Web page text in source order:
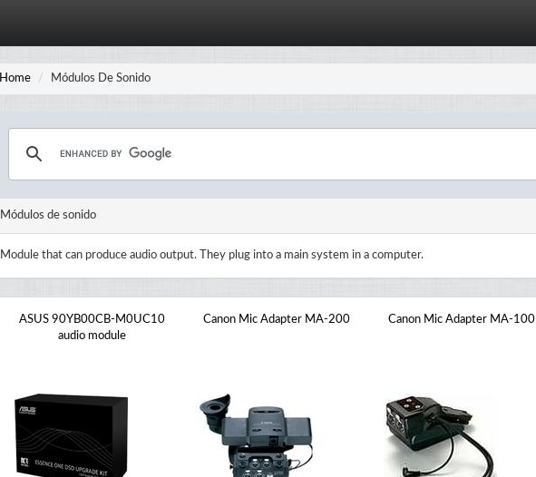
Home Módulos De Sonido
Módulos de sonido
Module that can produce audio output. They plug into a main system in a computer.
ASUS 90YB00CB-M0UC10
audio module
Canon Mic Adapter MA-200 Canon Mic Adapter MA-100